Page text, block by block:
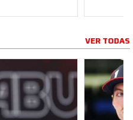
VER TODAS